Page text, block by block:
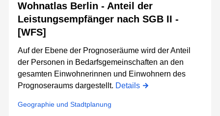
Wohnatlas Berlin - Anteil der
Leistungsempfänger nach SGB II -
[WFS]
Auf der Ebene der Prognoseräume wird der Anteil
der Personen in Bedarfsgemeinschaften an den
gesamten Einwohnerinnen und Einwohnern des
Prognoseraums dargestellt. Details
Geographie und Stadtplanung